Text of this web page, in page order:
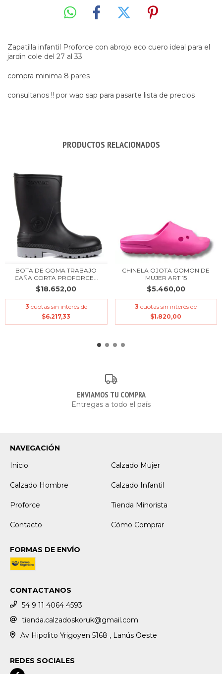
Zapatilla infantil Proforce con abrojo eco cuero ideal para el
jardin cole del 27 al 33
compra minima 8 pares
consultanos !! por wap sap para pasarte lista de precios
PRODUCTOS RELACIONADOS
BOTA DE GOMA TRABAJO
CAÑA CORTA PROFORCE...
$18.652,00
3 cuotas sin interés de
$6.217,33
CHINELA OJOTA GOMON DE
MUJER ART 15
$5.460,00
3 cuotas sin interés de
$1.820,00
ENVIAMOS TU COMPRA
Entregas a todo el país
NAVEGACIÓN
Inicio
Calzado Mujer
Calzado Hombre Calzado Infantil
Proforce Tienda Minorista
Contacto Cómo Comprar
FORMAS DE ENVÍO
CONTACTANOS
54 9 11 4064 4593
tienda.calzadoskoruk@gmail.com
Av Hipolito Yrigoyen 5168 , Lanús Oeste
REDES SOCIALES